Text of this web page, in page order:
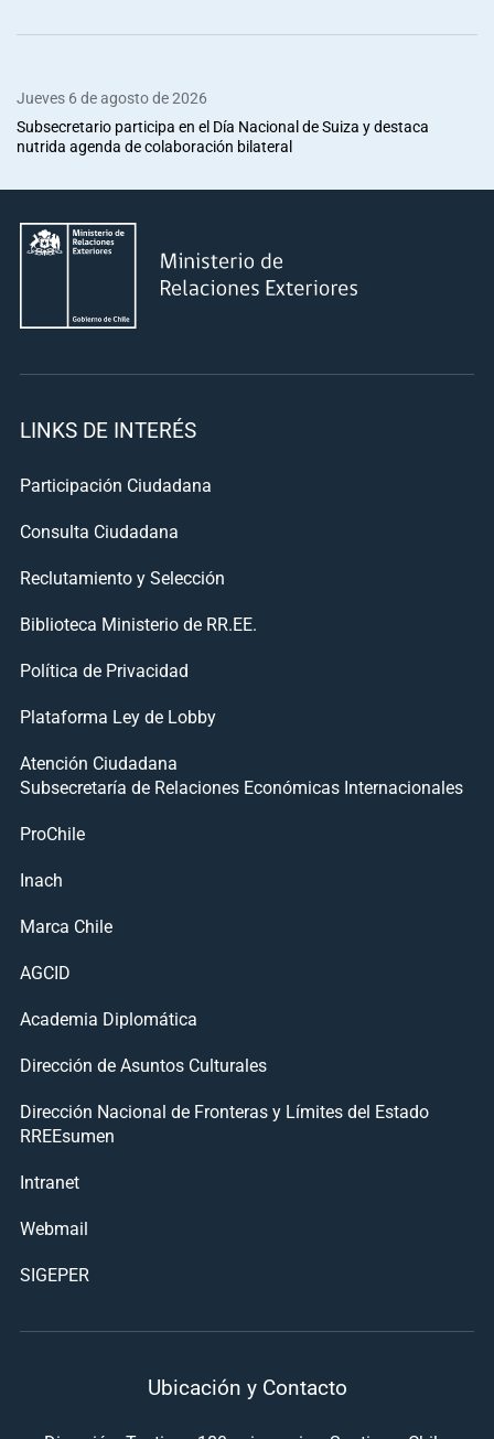
Jueves 6 de agosto de 2026
Subsecretario participa en el Día Nacional de Suiza y destaca
nutrida agenda de colaboración bilateral
LINKS DE INTERÉS
Participación Ciudadana
Consulta Ciudadana
Reclutamiento y Selección
Biblioteca Ministerio de RR.EE.
Política de Privacidad
Plataforma Ley de Lobby
Atención Ciudadana
Subsecretaría de Relaciones Económicas Internacionales
ProChile
Inach
Marca Chile
AGCID
Academia Diplomática
Dirección de Asuntos Culturales
Dirección Nacional de Fronteras y Límites del Estado
RREEsumen
Intranet
Webmail
SIGEPER
Ubicación y Contacto